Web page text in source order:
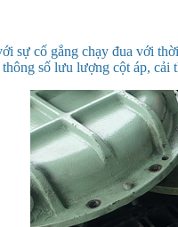
sự cố gắng chạy đua với
số lưu lượng cột áp,